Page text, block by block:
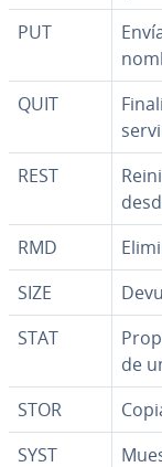
PUT
QUIT
REST
RMD
SIZE
STAT
de
STOR
SYST